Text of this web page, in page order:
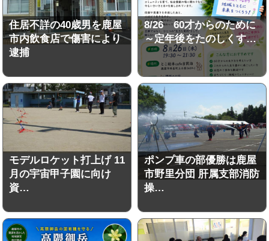
住居不詳の40歳男を鹿屋
市内飲食店で傷害により
逮捕
8/26 60才からのために
～定年後をたのしくす…
モデルロケット打上げ 11
月の宇宙甲子園に向け
資…
ポンプ車の部優勝は鹿屋
市野里分団 肝属支部消防
操…